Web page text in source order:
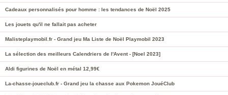
Cadeaux personnalisés pour homme : les tendances de Noël 2025
Les jouets qu'il ne fallait pas acheter
Malisteplaymobil.fr - Grand jeu Ma Liste de Noël Playmobil 2023
La sélection des meilleurs Calendriers de l'Avent - [Noel 2023]
Aldi figurines de Noël en métal 12,99€
La-chasse-joueclub.fr - Grand jeu la chasse aux Pokemon JouéClub